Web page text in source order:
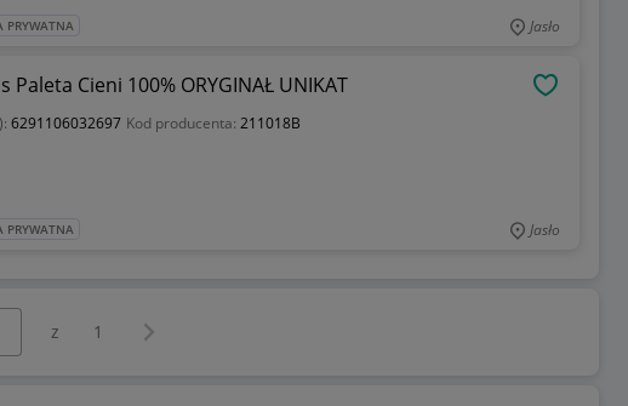
PRYWATNA Jasło
Cieni 100% ORYGINAŁ UNIKAT
6291106032697 Kod producenta: 211018B
PRYWATNA Jasło
z 1 Następna strona